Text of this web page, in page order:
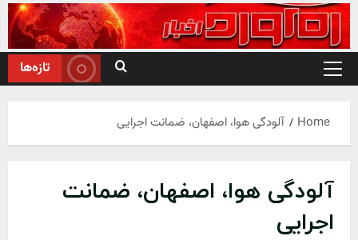
Skip
to
content
Primary
تازه‌ها
Home آلودگی هوا، اصفهان، ضمانت اجرایی
آلودگی هوا، اصفهان، ضمانت
اجرایی